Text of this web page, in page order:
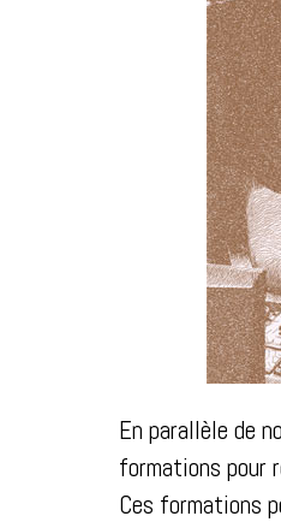
En parallèle de
formations pour
Ces formations